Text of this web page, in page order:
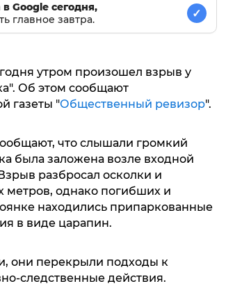
Google сегодня,
главное завтра.
✓
утром произошел взрыв у
Об этом сообщают
газеты "Общественный ревизор".
что слышали громкий
была заложена возле входной
разбросал осколки и
метров, однако погибших и
находились припаркованные
в виде царапин.
они перекрыли подходы к
следственные действия.